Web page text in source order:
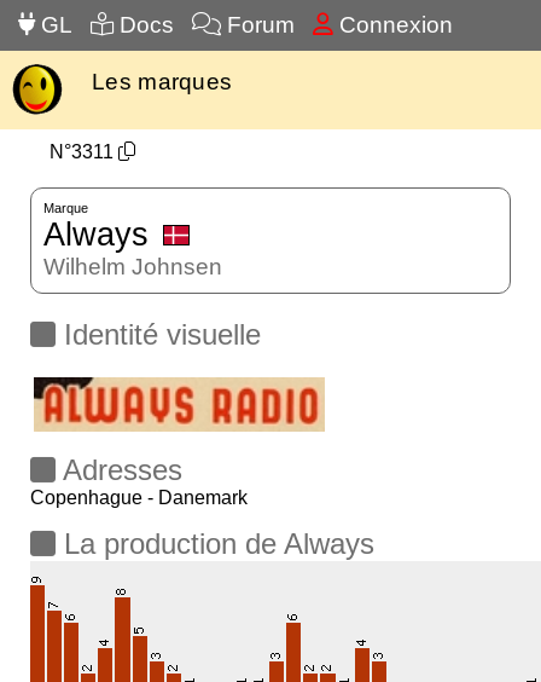
GL Docs Forum Connexion
Les marques
N°3311
Marque
Always
Wilhelm Johnsen
Identité visuelle
Adresses
Copenhague - Danemark
La production de Always